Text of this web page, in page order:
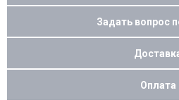
Задать вопрос
Оплата